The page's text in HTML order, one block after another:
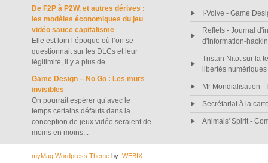
De F2P à P2W, et autres dérives :
les modèles économiques du jeu
vidéo sauce capitalisme
Elle est loin l’époque où l’on se
questionnait sur les DLCs et leur
légitimité, il y a plus de...
Game Design – No Go : Les murs
invisibles
On pourrait espérer qu’avec le
temps certains défauts dans la
conception de jeux vidéo seraient de
moins en moins...
I-Volve - Game
Reflets - Journal
d'information-
Tristan Nitot sur la
libertés numériques
Mr Mondialisation -
Secrétariat à la
Animals' Spirit -
myMag Wordpress Themeby IWEBIX